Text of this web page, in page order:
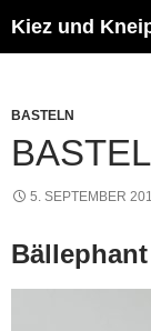
Inhalt
Kiez und
BASTELN
5. SEPTEMBER
Bällephant